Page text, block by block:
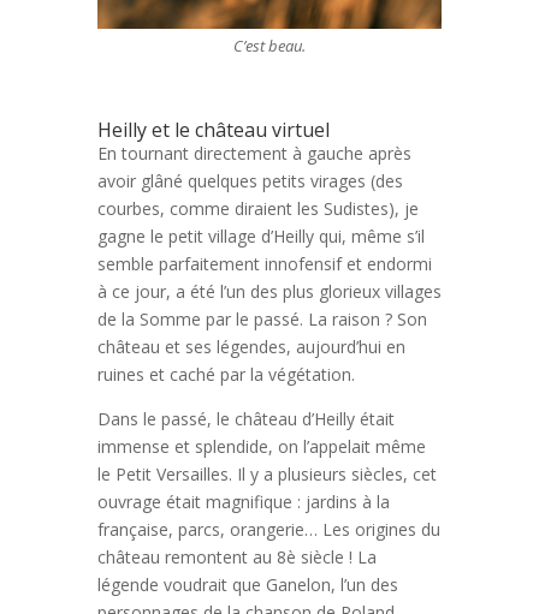
C’est beau.
Heilly et le château virtuel
En tournant directement à gauche après
avoir glâné quelques petits virages (des
courbes, comme diraient les Sudistes), je
gagne le petit village d’Heilly qui, même s’il
semble parfaitement innofensif et endormi
à ce jour, a été l’un des plus glorieux villages
de la Somme par le passé. La raison ? Son
château et ses légendes, aujourd’hui en
ruines et caché par la végétation.
Dans le passé, le château d’Heilly était
immense et splendide, on l’appelait même
le Petit Versailles. Il y a plusieurs siècles, cet
ouvrage était magnifique : jardins à la
française, parcs, orangerie… Les origines du
château remontent au 8è siècle ! La
légende voudrait que Ganelon, l’un des